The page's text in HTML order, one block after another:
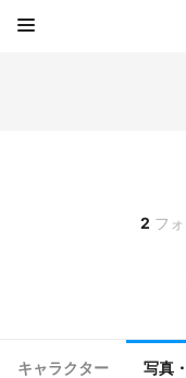
2 フ
キャラクター 写真